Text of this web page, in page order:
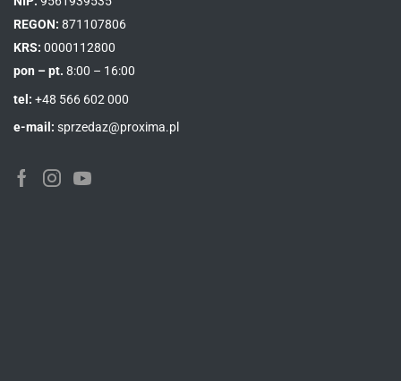
REGON: 871107806
KRS: 0000112800
pon – pt. 8:00 – 16:00
tel: +48 566 602 000
e-mail: sprzedaz@proxima.pl